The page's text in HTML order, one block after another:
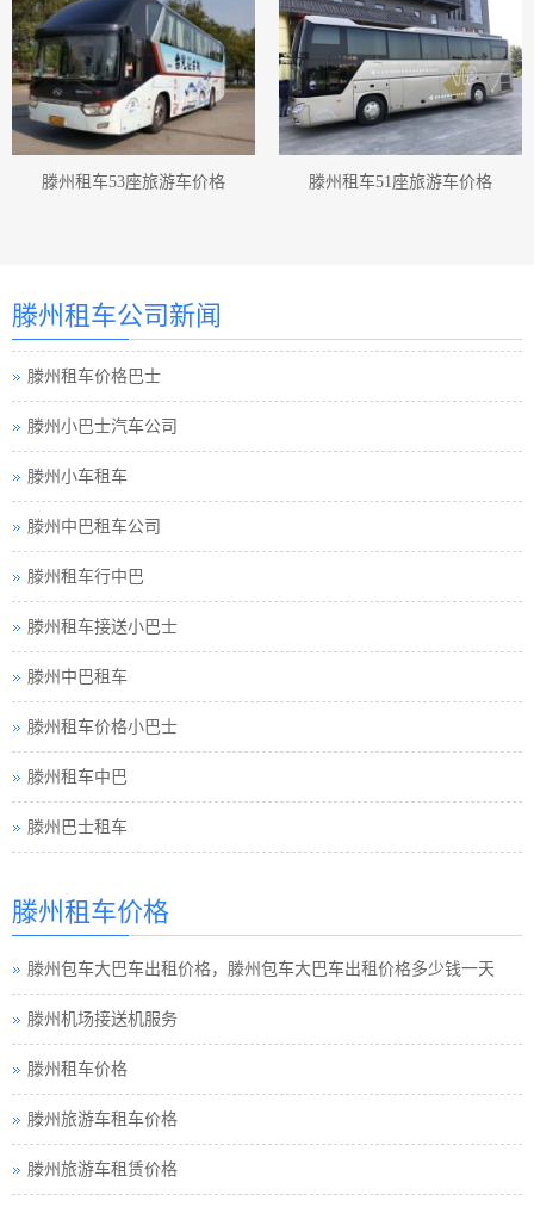
滕州租车53座旅游车价格 滕州租车51座旅游车价格
滕州租车公司新闻
滕州汽车租赁
滕州租车价格巴士
滕州小巴士汽车公司
滕州小车租车
滕州中巴租车公司
滕州租车行中巴
滕州租车接送小巴士
滕州中巴租车
滕州租车价格小巴士
滕州租车中巴
滕州巴士租车
滕州包车旅游
滕州巴士租车公司
滕州小车租车公司
滕州旅游包车小车
滕州旅游小车车队
滕州旅游小车小车
滕州租车接送小车
滕州租车价格
滕州包车大巴车出租价格，滕州包车大巴车出租价格多少钱一天
滕州机场接送机服务
滕州租车价格
滕州旅游车租车价格
滕州旅游车租赁价格